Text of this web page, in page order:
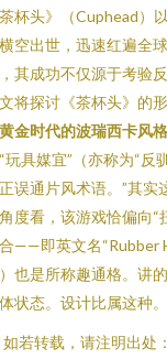
杯头》（Cuphead）
空出世，迅速红遍全
其成功不仅源于考验
将探讨《茶杯头》的
金时代的波瑞西卡风格
玩具媒宜”（亦称为“反
误通片风术语。”其
度看，该游戏恰偏向“
——即英文名“Rubber
也是所称趣通格。讲
状态。设计比属这种
如若转载，请注明出